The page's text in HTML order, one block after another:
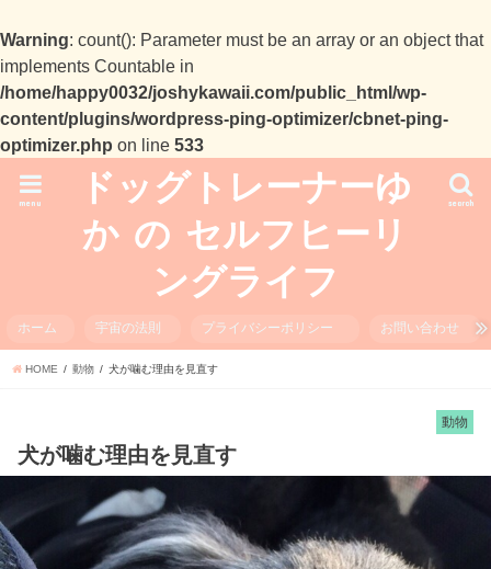
Warning: count(): Parameter must be an array or an object that
implements Countable in
/home/happy0032/joshykawaii.com/public_html/wp-
content/plugins/wordpress-ping-optimizer/cbnet-ping-
optimizer.php on line 533
ドッグトレーナーゆ
か の セルフヒーリ
ングライフ
search
menu
ホーム 宇宙の法則 プライバシーポリシー お問い合わせ
HOME 動物 犬が噛む理由を見直す
動物
犬が噛む理由を見直す